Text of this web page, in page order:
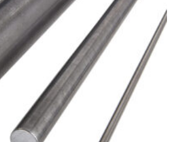
Die
Optionen
können
auf
der
Produktseite
gewählt
werden